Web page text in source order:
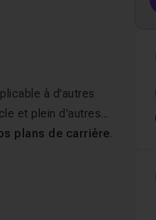
à d'autres
et plein d'autres...
plans de carrière.